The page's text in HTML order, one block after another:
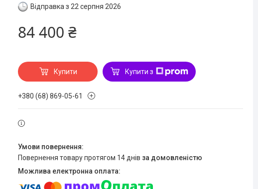
Відправка з 22 серпня 2026
84 400 ₴
Купити Купити з
+380 (68) 869-05-61
повернення товару протягом 14 днів за домовленістю